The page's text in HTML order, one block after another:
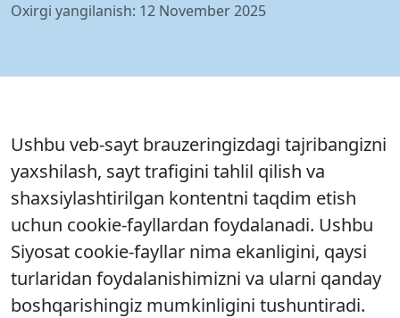
Oxirgi yangilanish: 12 November 2025
Ushbu veb-sayt brauzeringizdagi tajribangizni
yaxshilash, sayt trafigini tahlil qilish va
shaxsiylashtirilgan kontentni taqdim etish
uchun cookie-fayllardan foydalanadi. Ushbu
Siyosat cookie-fayllar nima ekanligini, qaysi
turlaridan foydalanishimizni va ularni qanday
boshqarishingiz mumkinligini tushuntiradi.